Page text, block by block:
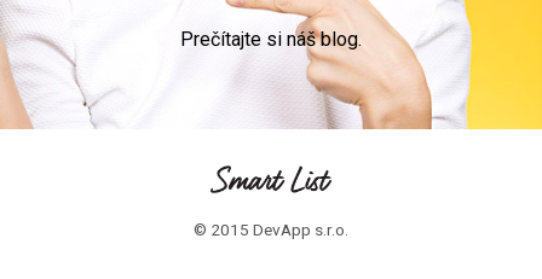
Prečítajte si náš blog.
© 2015 DevApp s.r.o.